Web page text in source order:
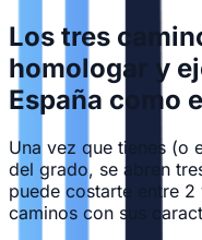
Los tres
homologar y
España como
Una vez que tienes (o
del grado, se abren
puede costarte entre
caminos con sus